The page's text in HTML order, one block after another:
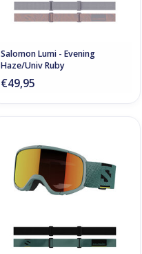
Salomon Lumi - Evening
Haze/Univ Ruby
€49,95